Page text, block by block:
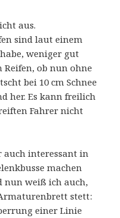
aus.
sind laut einem
weniger gut
ob nun ohne
bei 10 cm Schnee
her. Es kann freilich
Fahrer nicht
auch interessant in
machen
nun weiß ich auch,
stett:
einer Linie